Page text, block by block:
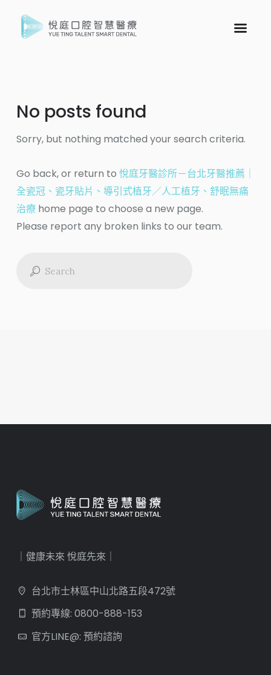
No posts found
Sorry, but nothing matched your search criteria.
Go back, or return to 悅庭牙醫診所－台北牙醫推薦｜
全瓷冠、瓷牙貼片、導引式植牙／人工植牙、舒眠無痛
治療home page to choose a new page.
Please report any broken links to our team.
｜健康未來 悅庭先來｜
台北市士林區中山北路五段472號
預約專線: 0800-888-153
官方LINE@: 預約諮詢